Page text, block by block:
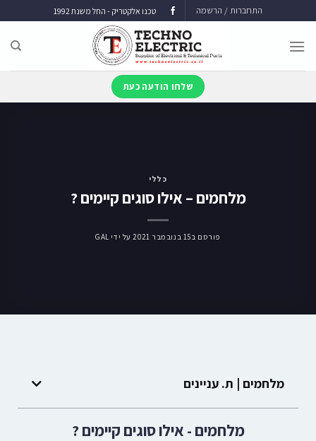
התחברות / הרשמה טכנו אלקטריק - החל משנת 1992
שלחו הודעה כעת
כללי
מלחמים – אילו סוגים קיימים ?
פורסם ב15 בנובמבר 2021 על ידי GAL
מלחמים | ת. עניינים
מלחמים - אילו סוגים קיימים ?